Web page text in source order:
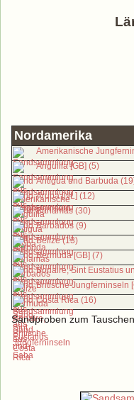
Nordamerika
Amerikanische
Anguilla [GB] (5)
Antigua und Barbuda
Aruba [NL] (12)
Bahamas (30)
Barbados (9)
Belize (13)
Bermuda [GB] (7)
Bonaire, Sint Eustatius
Britische Jungferninseln
Costa Rica (16)
Sandproben zum